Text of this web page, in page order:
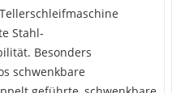
Stahl-
Besonders
schwenkbare